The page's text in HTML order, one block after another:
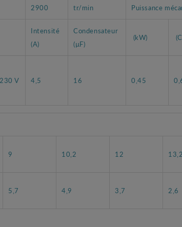
2900 tr/min Puissance
Intensité
(A)
Condensateur
(µF)
(kW)
V 4,5 16 0,45
9 10,2 12 13,2
5,7 4,9 3,7 2,6